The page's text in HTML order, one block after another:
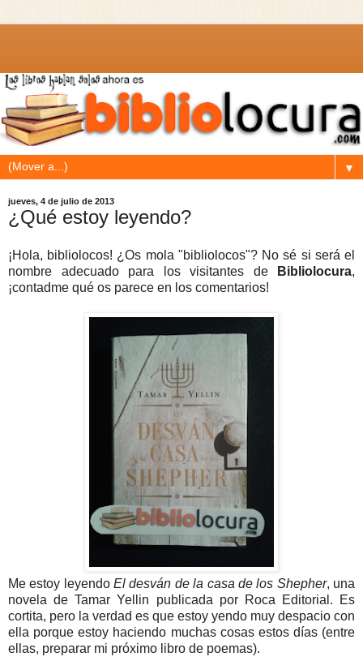
▼
jueves, 4 de julio de 2013
¿Qué estoy leyendo?
¡Hola, bibliolocos! ¿Os mola "bibliolocos"? No sé si será el
nombre adecuado para los visitantes de
Bibliolocura,
¡contadme qué os parece en los comentarios!
Me estoy leyendoEl desván de la casa de los Shepher, una
novela de Tamar Yellin publicada por Roca Editorial. Es
cortita, pero la verdad es que estoy yendo muy despacio con
ella porque estoy haciendo muchas cosas estos días (entre
ellas, preparar mi próximo libro de poemas).